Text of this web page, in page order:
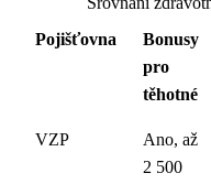
Pojišťovna
Bonusy
pro
těhotné
VZP
Ano, až
2 500